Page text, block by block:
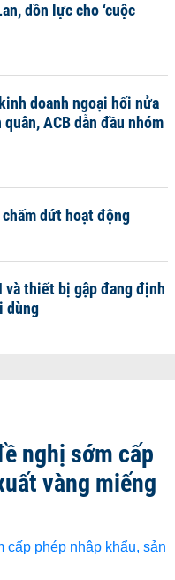
dồn lực cho ‘cuộc
doanh ngoại hối nửa
ACB dẫn đầu nhóm
dứt hoạt động
và thiết bị gập đang định
dùng
nghị sớm cấp
vàng miếng